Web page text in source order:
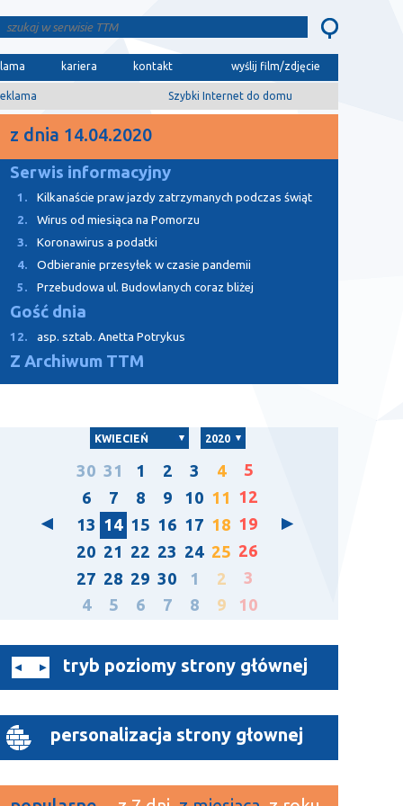
kariera kontakt wyślij film/zdjęcie
Szybki Internet do domu
z dnia 14.04.2020
Serwis informacyjny
1.
Kilkanaście praw jazdy zatrzymanych podczas świąt
2.
Wirus od miesiąca na Pomorzu
3.
Koronawirus a podatki
4.
Odbieranie przesyłek w czasie pandemii
5.
Przebudowa ul. Budowlanych coraz bliżej
Gość dnia
12. asp. sztab. Anetta Potrykus
Z Archiwum TTM
KWIECIEŃ 2020
30 31 1 2 3 4
5
6
7 8 9 10 11 12
13 14 15 16 17 18 19
20 21 22 23 24 25 26
27 28 29 30 1 2
3
4
5 6 7 8 9 10
tryb poziomy strony głównej
personalizacja strony głownej